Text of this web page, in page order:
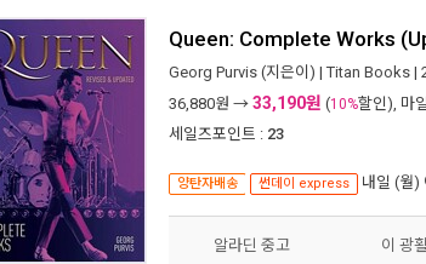
Queen: Complete Works
Georg Purvis (지은이) |Titan Books |
36,880원 → 33,190원 (10%할인), 마
세일즈포인트 : 23
양탄자배송 썬데이 express 내일 (월)
알라딘 중고 이 광